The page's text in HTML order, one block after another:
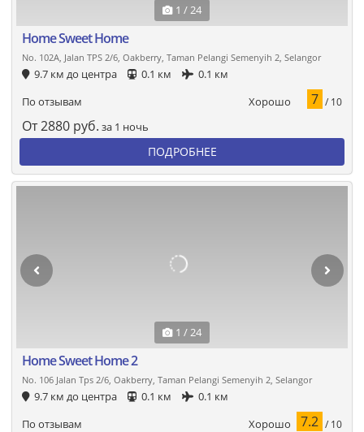
1 / 24
Home Sweet Home
No. 102A, Jalan TPS 2/6, Oakberry, Taman Pelangi Semenyih 2, Selangor
9.7 км до центра 0.1 км
0.1 км
По отзывам
Хорошо 7 / 10
От2880 руб. за 1 ночь
ПОДРОБНЕЕ
1 / 24
Home Sweet Home 2
No. 106 Jalan Tps 2/6, Oakberry, Taman Pelangi Semenyih 2, Selangor
9.7 км до центра 0.1 км
0.1 км
По отзывам
Хорошо 7.2 / 10